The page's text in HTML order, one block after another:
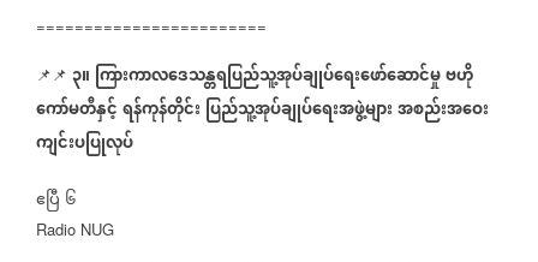
========================
📌📌 ၃။ ကြားကာလဒေသန္တရပြည်သူ့အုပ်ချုပ်ရေးဖော်ဆောင်မှုဗဟို
ကော်မတီနှင့်ရန်ကုန်တိုင်း ပြည်သူ့အုပ်ချုပ်ရေးအဖွဲ့များအစည်းအဝေး
ကျင်းပပြုလုပ်
ဧပြီ ၆
Radio NUG